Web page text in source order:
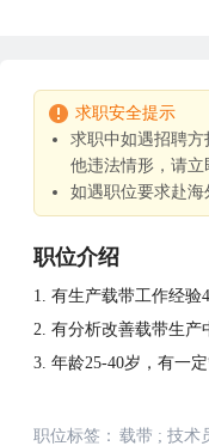
求职安全提示
求职中如遇招聘
他违法情形，请立
如遇职位要求赴海
职位介绍
1. 有生产载带工作经验
2. 有分析改善载带生产
3. 年龄25-40岁，有一
职位标签： 载带 ; 技术